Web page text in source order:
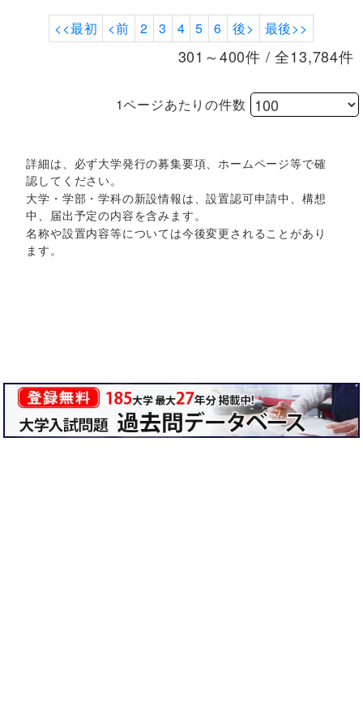
<<最初 <前 2 3 4 5 6 後> 最後>>
301～400件 / 全13,784件
1ページあたりの件数
詳細は、必ず大学発行の募集要項、ホームページ等で確
認してください。
大学・学部・学科の新設情報は、設置認可申請中、構想
中、届出予定の内容を含みます。
名称や設置内容等については今後変更されることがあり
ます。